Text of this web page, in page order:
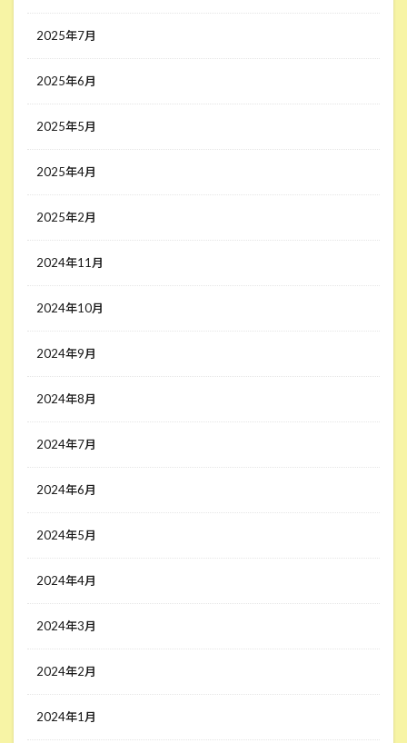
2025年7月
2025年6月
2025年5月
2025年4月
2025年2月
2024年11月
2024年10月
2024年9月
2024年8月
2024年7月
2024年6月
2024年5月
2024年4月
2024年3月
2024年2月
2024年1月